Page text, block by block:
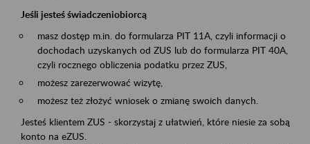
Jeśli jesteś świadczeniobiorcą
masz dostęp m.in. do formularza PIT 11A, czyli informacji o
dochodach uzyskanych od ZUS lub do formularza PIT 40A,
czyli rocznego obliczenia podatku przez ZUS,
możesz zarezerwować wizytę,
możesz też złożyć wniosek o zmianę swoich danych.
Jesteś klientem ZUS - skorzystaj z ułatwień, które niesie za sobą
konto na eZUS.